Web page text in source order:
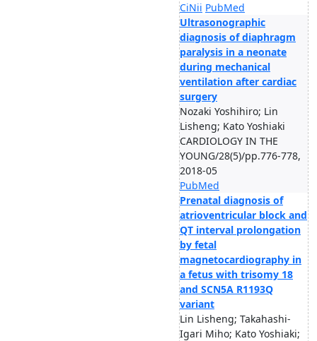
CiNii PubMed
Ultrasonographic
diagnosis of diaphragm
paralysis in a neonate
during mechanical
ventilation after cardiac
surgery
Nozaki Yoshihiro; Lin
Lisheng; Kato Yoshiaki
CARDIOLOGY IN THE
YOUNG/28(5)/pp.776-778,
2018-05
PubMed
Prenatal diagnosis of
atrioventricular block and
QT interval prolongation
by fetal
magnetocardiography in
a fetus with trisomy 18
and SCN5A R1193Q
variant
Lin Lisheng; Takahashi-
Igari Miho; Kato Yoshiaki;